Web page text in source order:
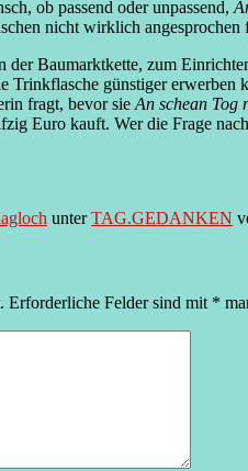
ob passend oder unpassend,
nicht wirklich angesprochen
Baumarktkette, zum
Trinkflasche günstiger
fragt, bevor sie An schean Tog
Euro kauft. Wer die Frage
unterTAG.GEDANKEN
Erforderliche Felder sind mit *